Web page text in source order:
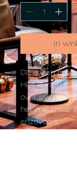
In
Dit is een
Hier kunt u
over uw
het materiaal,
enzovoort.